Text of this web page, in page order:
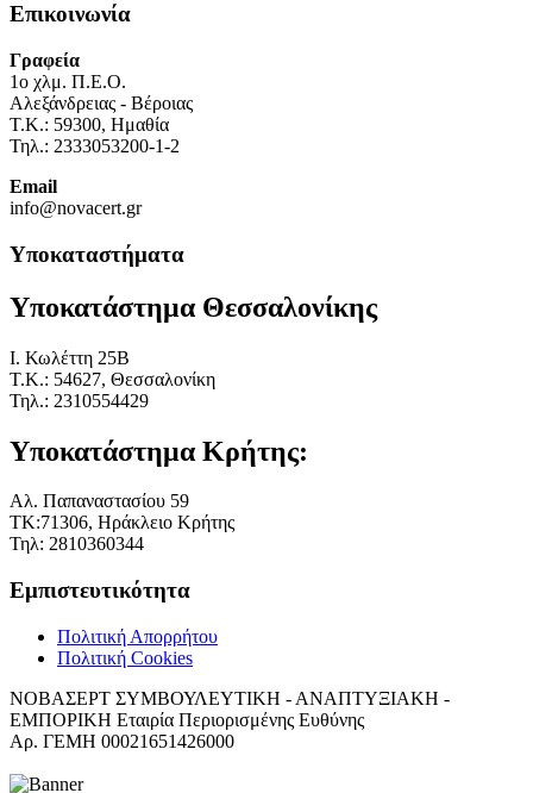
Επικοινωνία
Γραφεία
1o χλμ. Π.Ε.Ο.
Αλεξάνδρειας - Βέροιας
Τ.Κ.: 59300, Ημαθία
Τηλ.: 2333053200-1-2
Email
info@novacert.gr
Υποκαταστήματα
Υποκατάστημα Θεσσαλονίκης
I. Κωλέττη 25Β
Τ.Κ.: 54627, Θεσσαλονίκη
Τηλ.: 2310554429
Υποκατάστημα Κρήτης:
Αλ. Παπαναστασίου 59
ΤΚ:71306, Ηράκλειο Κρήτης
Τηλ: 2810360344
Εμπιστευτικότητα
Πολιτική Απορρήτου
Πολιτική Cookies
ΝΟΒΑΣΕΡΤ ΣΥΜΒΟΥΛΕΥΤΙΚΗ - ΑΝΑΠΤΥΞΙΑΚΗ -
ΕΜΠΟΡΙΚΗ Εταιρία Περιορισμένης Ευθύνης
Αρ. ΓΕΜΗ 00021651426000